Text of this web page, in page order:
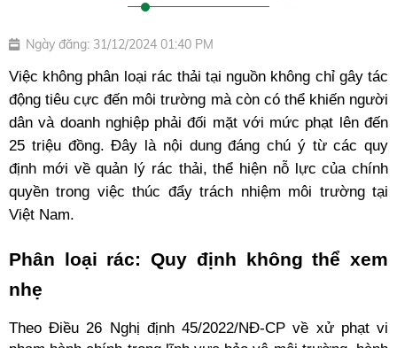
Ngày đăng: 31/12/2024 01:40 PM
Việc không phân loại rác thải tại nguồn không chỉ gây tác
động tiêu cực đến môi trường mà còn có thể khiến người
dân và doanh nghiệp phải đối mặt với mức phạt lên đến
25 triệu đồng. Đây là nội dung đáng chú ý từ các quy
định mới về quản lý rác thải, thể hiện nỗ lực của chính
quyền trong việc thúc đẩy trách nhiệm môi trường tại
Việt Nam.
Phân loại rác: Quy định không thể xem
nhẹ
Theo Điều 26 Nghị định 45/2022/NĐ-CP về xử phạt vi